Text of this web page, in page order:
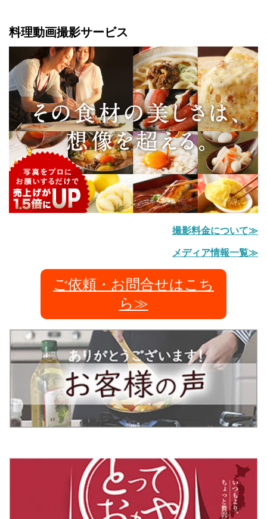
料理動画撮影サービス
撮影料金について≫
メディア情報一覧≫
ご依頼・お問合せはこち
ら≫